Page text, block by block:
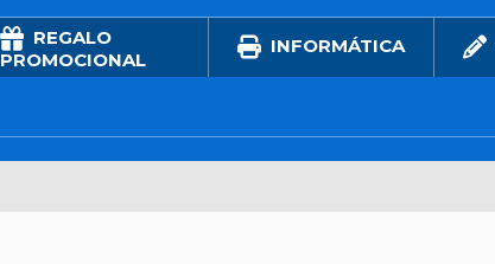
REGALO
PROMOCIONAL
INFORMÁTICA